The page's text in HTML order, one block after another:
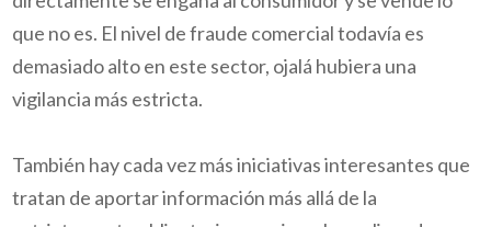
que no es. El nivel de fraude comercial todavía es
demasiado alto en este sector, ojalá hubiera una
vigilancia más estricta.
También hay cada vez más iniciativas interesantes que
tratan de aportar información más allá de la